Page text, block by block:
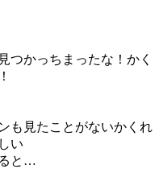
つかっちまったな！かく
も見たことがないかくれ
い
と…